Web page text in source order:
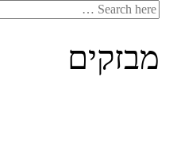
Search
מבזקים